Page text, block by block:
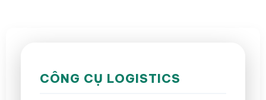
CÔNG CỤ LOGISTICS